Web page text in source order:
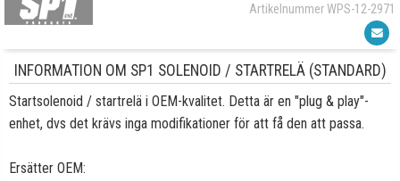
Artikelnummer WPS-12-2971
INFORMATION OM SP1 SOLENOID / STARTRELÄ (STANDARD)
Startsolenoid / startrelä i OEM-kvalitet. Detta är en "plug & play"-
enhet, dvs det krävs inga modifikationer för att få den att passa.
Ersätter OEM: